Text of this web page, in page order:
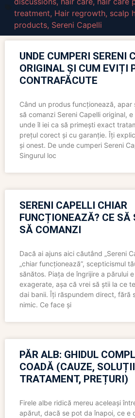
treatment, Hair regrowth, scalp
products, Sereni Capelli
UNDE CUMPERI SERENI
ORIGINAL ȘI CUM EVIȚI
CONTRAFĂCUTE
Când un produs funcționează, apar
să comanzi Sereni Capelli original,
unde îl iei ca să primești exact
prețul corect și cu garanție. Îți
și onest. De unde cumperi Sereni
Singurul loc
SERENI CAPELLI CHIAR
FUNCȚIONEAZĂ? CE
SĂ COMANZI
Dacă ai ajuns aici căutând „Sereni
„chiar funcționează”, scepticismul
sănătos. Piața de îngrijire a părului
exagerate, așa că vrei să știi la ce
dai banii. Îți răspundem direct, fără
nimic. Ce face și
PĂR ALB: GHIDUL
COADĂ (CAUZE,
TRATAMENT, PREȚURI)
Firele albe ridică mereu aceleași
apărut, dacă se pot da înapoi, ce e